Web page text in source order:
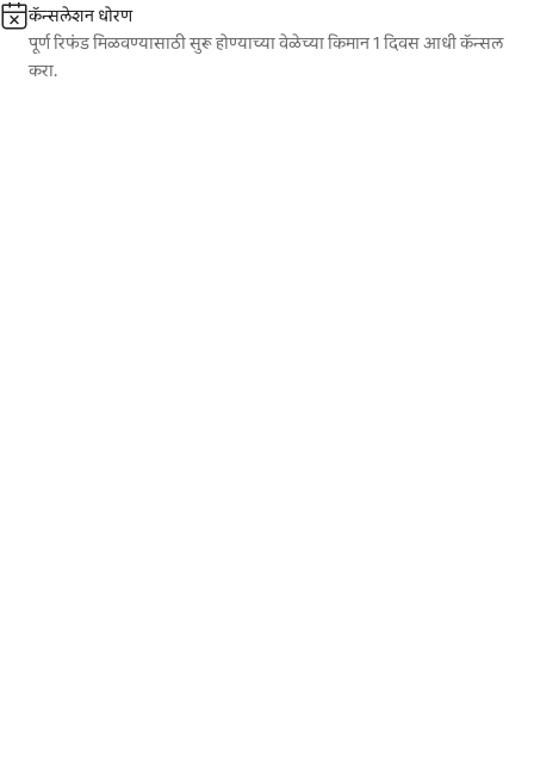
कॅन्सलेशन धोरण
पूर्ण रिफंड मिळवण्यासाठी सुरू होण्याच्या वेळेच्या किमान 1 दिवस आधी कॅन्सल
करा.